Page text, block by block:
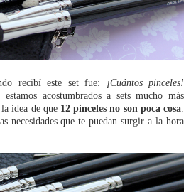
recibí este set fue: ¡Cuántos pinceles!
acostumbrados a sets mucho más
idea de que 12 pinceles no son poca cosa
necesidades que te puedan surgir a la hora